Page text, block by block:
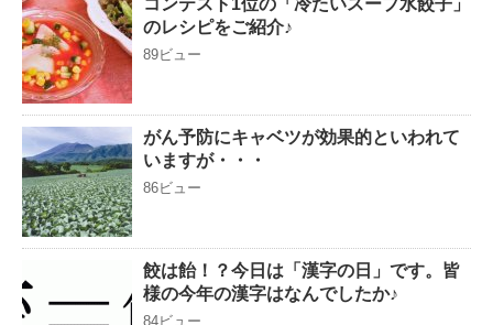
のレシピをご紹介♪
89ビュー
がん予防にキャベツが効果的といわれて
いますが・・・
86ビュー
餃は飴！？今日は「漢字の日」です。皆
様の今年の漢字はなんでしたか♪
84ビュー